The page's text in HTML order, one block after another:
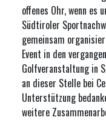
offenes Ohr, wenn es
Südtiroler
gemeinsam
Event in den
Golfveranstaltung in
an dieser Stelle bei
Unterstützung
weitere